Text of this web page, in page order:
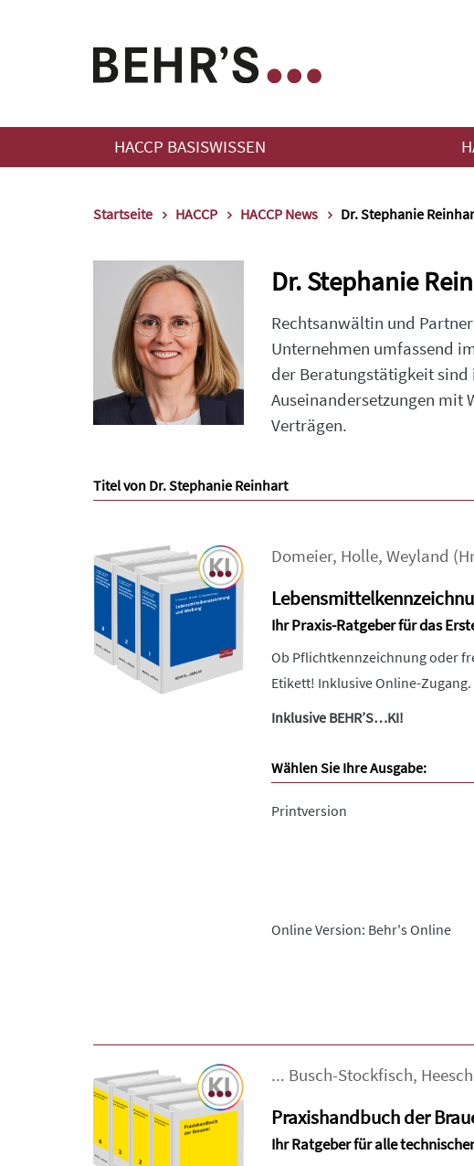
HACCP BASISWISSEN
Startseite HACCP HACCP News Dr. Stephanie
Dr. Stephanie
Rechtsanwältin und
Unternehmen umfassend
der Beratungstätigkeit sind
Auseinandersetzungen mit
Verträgen.
Titel von Dr. Stephanie Reinhart
Domeier, Holle, Weyland
Ihr Praxis-Ratgeber für das
Ob Pflichtkennzeichnung oder
Etikett! Inklusive Online-Zugang.
Inklusive BEHR’S…KI!
Wählen Sie Ihre Ausgabe:
Printversion
Online Version: Behr's Online
... Busch-Stockfisch,
Praxishandbuch der
Ihr Ratgeber für alle